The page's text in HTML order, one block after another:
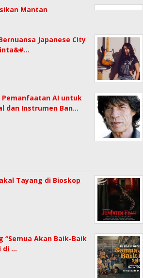
Mantan
Japanese City
Pemanfaatan AI untuk
dan Instrumen Ban…
Tayang di Bioskop
“Semua Akan Baik-Baik
di …